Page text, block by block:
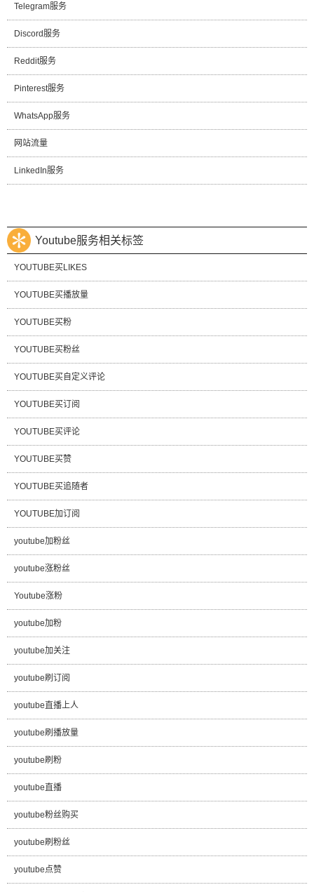
Telegram服务
Discord服务
Reddit服务
Pinterest服务
WhatsApp服务
网站流量
LinkedIn服务
Youtube服务相关标签
YOUTUBE买LIKES
YOUTUBE买播放量
YOUTUBE买粉
YOUTUBE买粉丝
YOUTUBE买自定义评论
YOUTUBE买订阅
YOUTUBE买评论
YOUTUBE买赞
YOUTUBE买追随者
YOUTUBE加订阅
youtube加粉丝
youtube涨粉丝
Youtube涨粉
youtube加粉
youtube加关注
youtube刷订阅
youtube直播上人
youtube刷播放量
youtube刷粉
youtube直播
youtube粉丝购买
youtube刷粉丝
youtube点赞